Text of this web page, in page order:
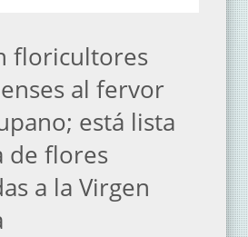
floricultores
al fervor
está lista
de flores
a la Virgen